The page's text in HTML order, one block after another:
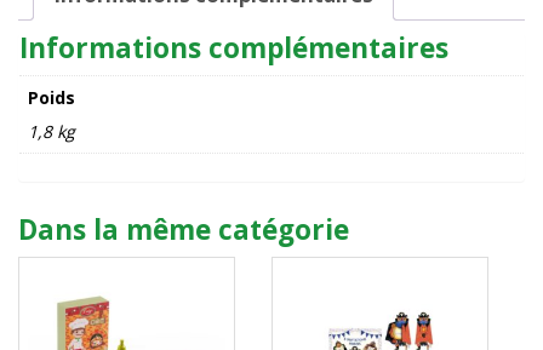
Sunny
Life
Informations complémentaires
Poids
1,8 kg
Dans la même catégorie